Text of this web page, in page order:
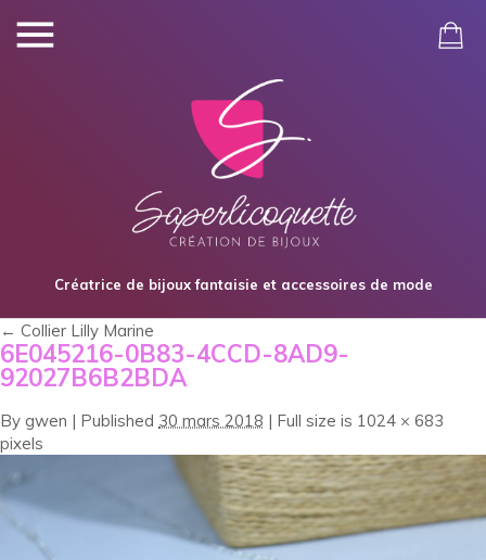
Créatrice de bijoux fantaisie et accessoires de mode
← Collier Lilly Marine
6E045216-0B83-4CCD-8AD9-
92027B6B2BDA
By gwen | Published 30 mars 2018 | Full size is 1024 × 683
pixels